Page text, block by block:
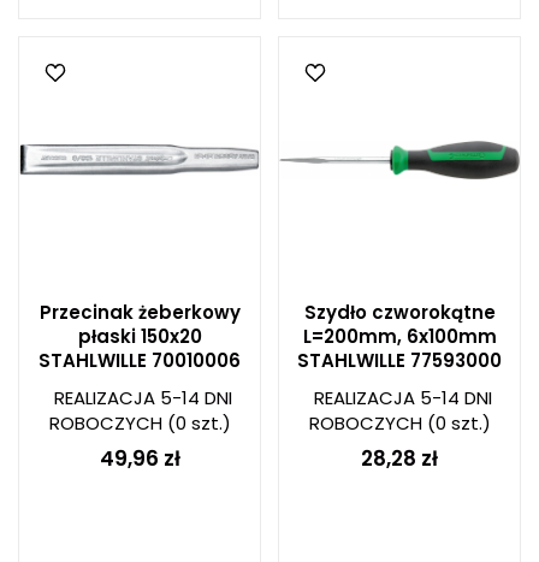
Przecinak żeberkowy
płaski 150x20
STAHLWILLE 70010006
REALIZACJA 5-14 DNI
ROBOCZYCH(0 szt.)
49,96 zł
Szydło czworokątne
L=200mm, 6x100mm
STAHLWILLE 77593000
REALIZACJA 5-14 DNI
ROBOCZYCH(0 szt.)
28,28 zł